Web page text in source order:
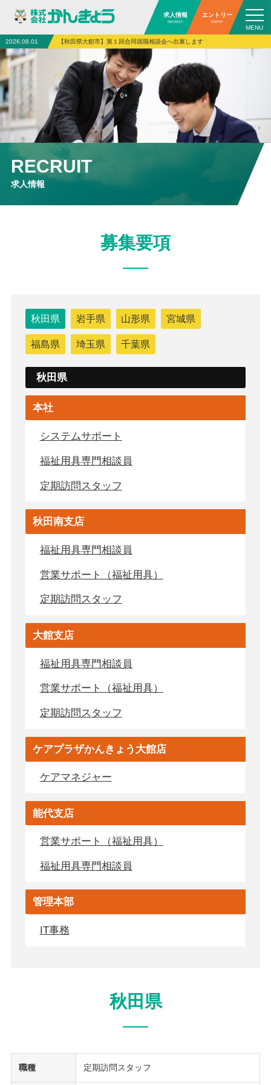
求人情報
RECRUIT
エントリー
ENTRY
2026.08.01 【秋田県大館市】第１回合同就職相談会へ出展します
RECRUIT
求人情報
募集要項
秋田県 岩手県 山形県 宮城県
福島県 埼玉県 千葉県
秋田県
本社
システムサポート
福祉用具専門相談員
定期訪問スタッフ
秋田南支店
福祉用具専門相談員
営業サポート（福祉用具）
定期訪問スタッフ
大館支店
福祉用具専門相談員
営業サポート（福祉用具）
定期訪問スタッフ
ケアプラザかんきょう大館店
ケアマネジャー
能代支店
営業サポート（福祉用具）
福祉用具専門相談員
管理本部
IT事務
秋田県
職種 定期訪問スタッフ